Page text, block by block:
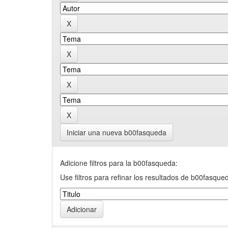
Iniciar una nueva b00fasqueda
Adicione filtros para la b00fasqueda:
Use filtros para refinar los resultados de